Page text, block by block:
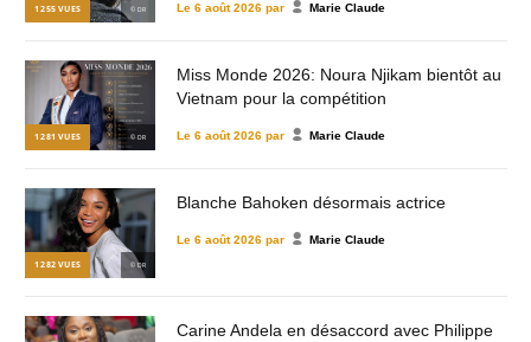
1 255 VUES © DR Le 6 août 2026 par Marie Claude
1 281 VUES © DR
Miss Monde 2026: Noura Njikam bientôt au
Vietnam pour la compétition
Le 6 août 2026 par Marie Claude
1 282 VUES © DR
Blanche Bahoken désormais actrice
Le 6 août 2026 par Marie Claude
Carine Andela en désaccord avec Philippe